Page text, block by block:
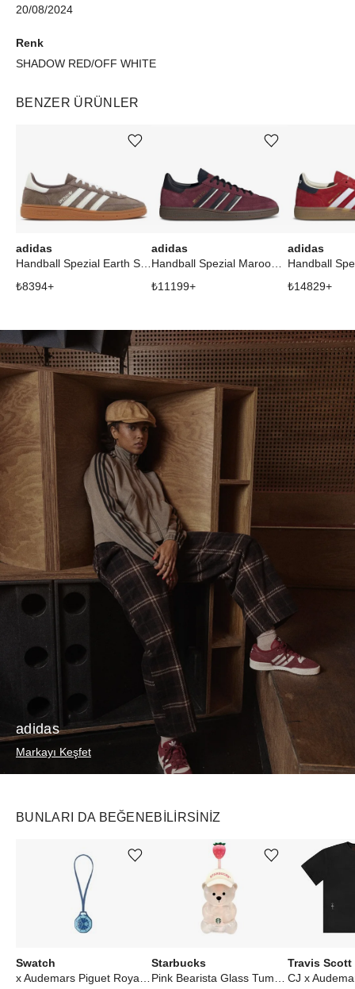
20/08/2024
Renk
SHADOW RED/OFF WHITE
BENZER ÜRÜNLER
adidas
₺8394+
Ürünü istek listesine ekle veya listeden çıkar
adidas
₺11199+
Ürünü istek listesine ekle veya listeden çıkar
adidas
₺14829+
adidas
Markayı Keşfet
BUNLARI DA BEĞENEBILIRSINIZ
Swatch
x Audemars Piguet Royal Pop Savonette Làn Ba
Ürünü istek listesine ekle veya listeden çıkar
Starbucks
Pink Bearista Glass Tumbler Cup
Ürünü istek listesine ekle veya listeden çıkar
Travis Scott